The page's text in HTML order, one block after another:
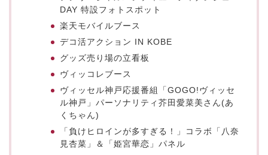
DAY 特設フォトスポット
楽天モバイルブース
デコ活アクション IN KOBE
グッズ売り場の立看板
ヴィッコレブース
ヴィッセル神戸応援番組「GOGO!ヴィッセ
ル神戸」パーソナリティ芥田愛菜美さん(あ
くちゃん)
「負けヒロインが多すぎる！」コラボ「八奈
見杏菜」＆「姫宮華恋」パネル